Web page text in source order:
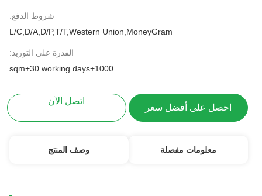
شروط الدفع:
L/C,D/A,D/P,T/T,Western Union,MoneyGram
القدرة على التوريد:
1000+sqm+30 working days
احصل على أفضل سعر
اتصل الآن
معلومات مفصلة وصف المنتج